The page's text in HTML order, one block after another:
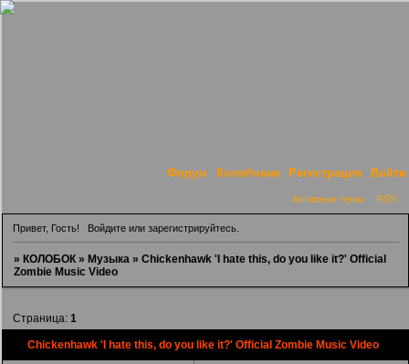
Форум Колобчане Регистрация Войти
Активные темы RSS
Привет, Гость! Войдитеили зарегистрируйтесь.
»КОЛОБОК »Музыка »Chickenhawk 'I hate this, do you like it?' Official
Zombie Music Video
Chickenhawk 'I hate this, do you like it?' Official Zombie Music Video
Страница:1